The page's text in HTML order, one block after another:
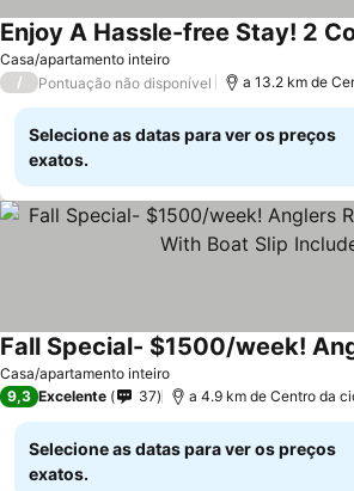
Casa/apartamento inteiro
/ Pontuação não disponível a 13.2 km de
Selecione as datas para ver os preços
exatos.
Casa/apartamento inteiro
9,3 Excelente 37 a 4.9 km de Centro da
Selecione as datas para ver os preços
exatos.